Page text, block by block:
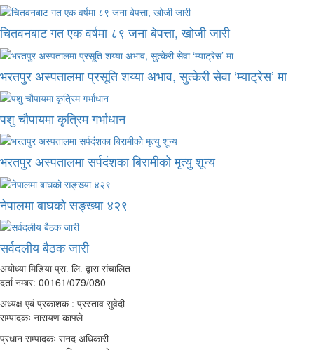
चितवनबाट गत एक वर्षमा ८९ जना बेपत्ता, खोजी जारी
भरतपुर अस्पतालमा प्रसूति शय्या अभाव, सुत्केरी सेवा ‘म्याट्रेस’ मा
पशु चौपायमा कृत्रिम गर्भाधान
भरतपुर अस्पतालमा सर्पदंशका बिरामीको मृत्यु शून्य
नेपालमा बाघको सङ्ख्या ४२९
सर्वदलीय बैठक जारी
अयोध्या मिडिया प्रा. लि. द्वारा संचालित
दर्ता नम्बर: 00161/079/080
अध्यक्ष एबं प्रकाशक : प्रस्ताव सुवेदी
सम्पादकः नारायण काफ्ले
प्रधान सम्पादकः सनद अधिकारी